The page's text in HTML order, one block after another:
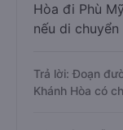
Hòa đi Phù
nếu di
Trả lời: Đoạn
Khánh Hòa có